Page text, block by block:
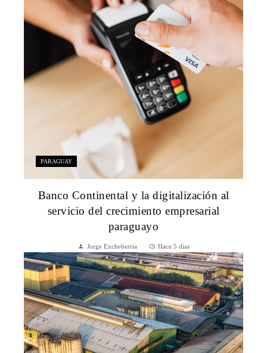
PARAGUAY
Banco Continental y la digitalización al
servicio del crecimiento empresarial
paraguayo
Jorge Excheberria Hace 5 días